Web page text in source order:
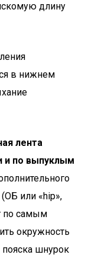
длину
в нижнем
лента
и по выпуклым
или «hip»,
по самым
окружность
пояска шнурок